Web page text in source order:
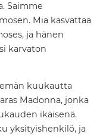
Saimme
Mia kasvattaa
ja hänen
karvaton
kuukautta
Madonna, jonka
ikäisenä.
yksityishenkilö, ja